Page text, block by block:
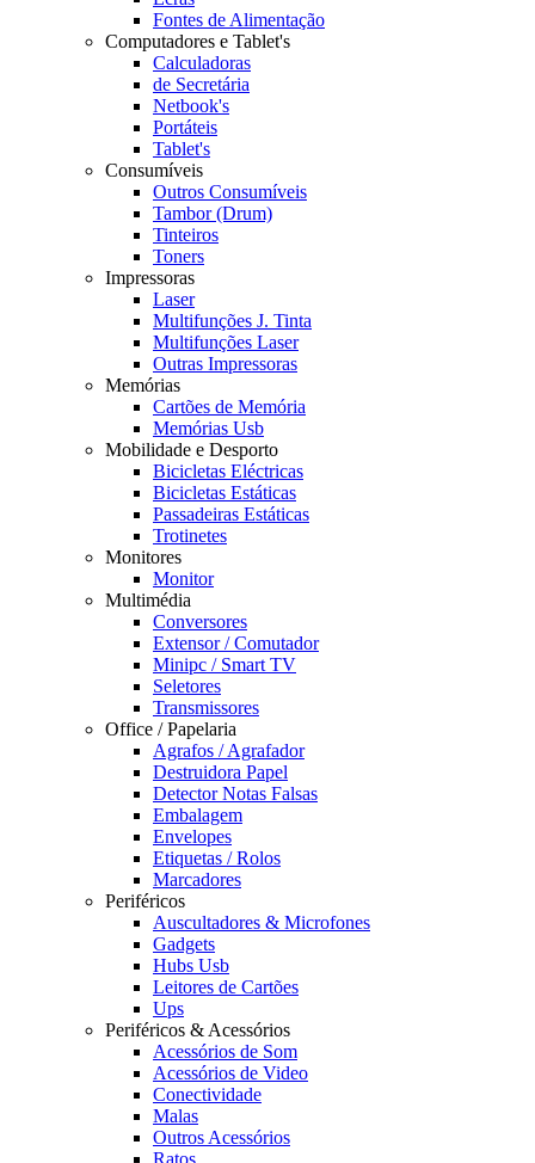
Fontes de Alimentação
Computadores e Tablet's
Calculadoras
de Secretária
Netbook's
Portáteis
Tablet's
Consumíveis
Outros Consumíveis
Tambor (Drum)
Tinteiros
Toners
Impressoras
Laser
Multifunções J. Tinta
Multifunções Laser
Outras Impressoras
Memórias
Cartões de Memória
Memórias Usb
Mobilidade e Desporto
Bicicletas Eléctricas
Bicicletas Estáticas
Passadeiras Estáticas
Trotinetes
Monitores
Monitor
Multimédia
Conversores
Extensor / Comutador
Minipc / Smart TV
Seletores
Transmissores
Office / Papelaria
Agrafos / Agrafador
Destruidora Papel
Detector Notas Falsas
Embalagem
Envelopes
Etiquetas / Rolos
Marcadores
Periféricos
Auscultadores & Microfones
Gadgets
Hubs Usb
Leitores de Cartões
Ups
Periféricos & Acessórios
Acessórios de Som
Acessórios de Video
Conectividade
Malas
Outros Acessórios
Ratos